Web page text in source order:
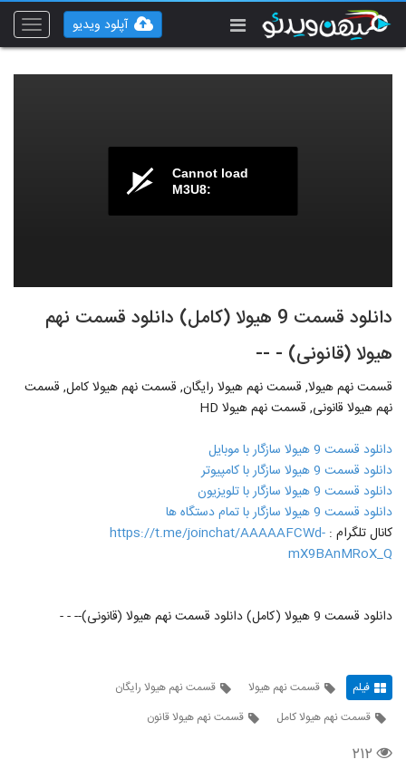
Toggle
آپلود ویدیو
Cannot load
M3U8:
دانلود قسمت 9 هیولا (کامل) دانلود قسمت نهم
هیولا (قانونی) - --
قسمت نهم هیولا, قسمت نهم هیولا رایگان, قسمت نهم هیولا کامل, قسمت
نهم هیولا قانونی, قسمت نهم هیولا HD
دانلود قسمت 9 هیولا سازگار با موبایل
دانلود قسمت 9 هیولا سازگار با کامپیوتر
دانلود قسمت 9 هیولا سازگار با تلویزیون
دانلود قسمت 9 هیولا سازگار با تمام دستگاه ها
کانال تلگرام : https://t.me/joinchat/AAAAAFCWd-
mX9BAnMRoX_Q
دانلود قسمت 9 هیولا (کامل) دانلود قسمت نهم هیولا (قانونی)-- - -
فیلم قسمت نهم هیولا
قسمت نهم هیولا رایگان
قسمت نهم هیولا کامل
قسمت نهم هیولا قانون
۲۱۲